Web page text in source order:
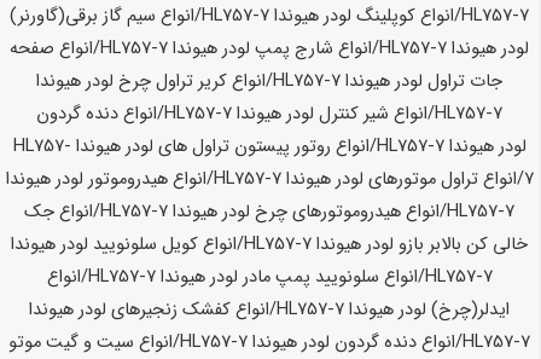
HL757-7/انواع کوپلینگ لودرهیوندا HL757-7
/انواع سیم گاز برقی(گاورنر)
لودرهیوندا HL757-7 /انواع شارج پمپ لودرهیوندا HL757-7
/انواع صفحه
جات تراول لودرهیوندا HL757-7 /انواع کریر تراول چرخ لودرهیوندا
HL757-7/انواع شیر کنترل لودرهیوندا HL757-7
/انواع دنده گردون
لودرهیوندا HL757-7 /انواع روتور پیستون تراول های لودر
هیوندا HL757-
7/انواع تراول موتورهای لودرهیوندا HL757-7 /انواع هیدروموتور لودرهیوندا
HL757-7/انواع هیدروموتورهای چرخ لودرهیوندا HL757-7
/انواع جک
خالی کن بالابر بازو لودرهیوندا HL757-7 /انواع کویل سلونویید لودرهیوندا
HL757-7/انواع سلونویید پمپ مادر لودرهیوندا HL757-7
/انواع
ایدلر(چرخ) لودرهیوندا HL757-7 /انواع کفشک زنجیرهای لودرهیوندا
HL757-7/انواع دنده گردون لودرهیوندا HL757-7
/انواع سیت و گیت موتو